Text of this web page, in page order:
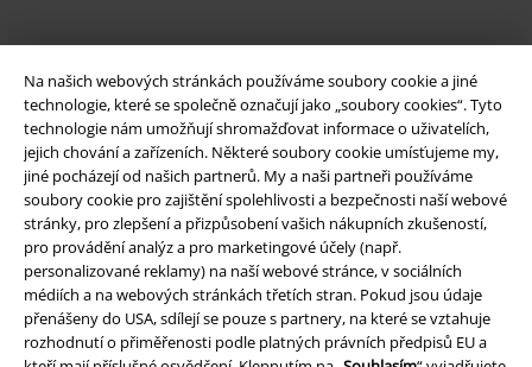
Na našich webových stránkách používáme soubory cookie a jiné
technologie, které se společně označují jako „soubory cookies“. Tyto
technologie nám umožňují shromažďovat informace o uživatelích,
jejich chování a zařízeních. Některé soubory cookie umísťujeme my,
jiné pocházejí od našich partnerů. My a naši partneři používáme
soubory cookie pro zajištění spolehlivosti a bezpečnosti naší webové
stránky, pro zlepšení a přizpůsobení vašich nákupních zkušeností,
pro provádění analýz a pro marketingové účely (např.
personalizované reklamy) na naší webové stránce, v sociálních
médiích a na webových stránkách třetích stran. Pokud jsou údaje
přenášeny do USA, sdílejí se pouze s partnery, na které se vztahuje
rozhodnutí o přiměřenosti podle platných právních předpisů EU a
EMP aplikaci
Stáhněte si novou EMP aplikaci zdarma a využijte všechny nové
funkce a výhody!
A Warner Music Group Company